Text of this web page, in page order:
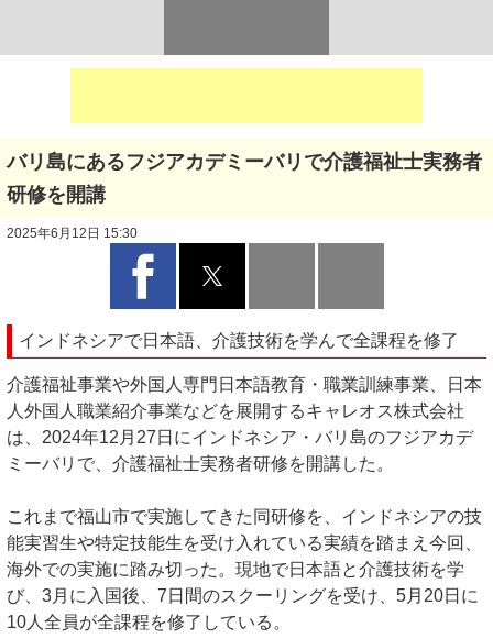
バリ島にあるフジアカデミーバリで介護福祉士実務者
研修を開講
2025年6月12日 15:30
インドネシアで日本語、介護技術を学んで全課程を修了
介護福祉事業や外国人専門日本語教育・職業訓練事業、日本
人外国人職業紹介事業などを展開するキャレオス株式会社
は、2024年12月27日にインドネシア・バリ島のフジアカデ
ミーバリで、介護福祉士実務者研修を開講した。
これまで福山市で実施してきた同研修を、インドネシアの技
能実習生や特定技能生を受け入れている実績を踏まえ今回、
海外での実施に踏み切った。現地で日本語と介護技術を学
び、3月に入国後、7日間のスクーリングを受け、5月20日に
10人全員が全課程を修了している。